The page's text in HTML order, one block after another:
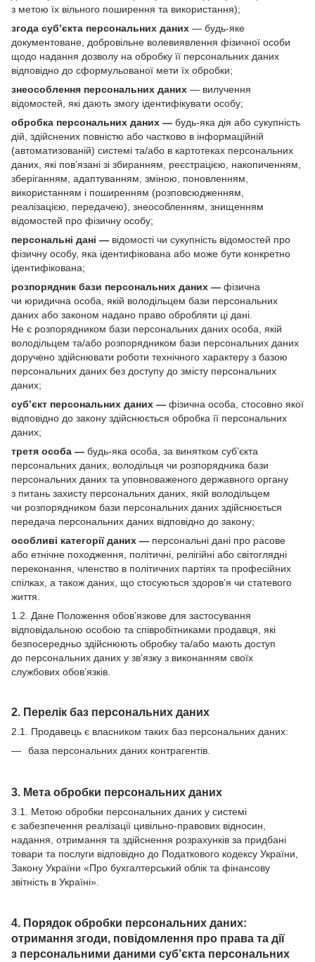
з метою їх вільного поширення та використання);
згода суб’єкта персональних даних — будь-яке
документоване, добровільне волевиявлення фізичної особи
щодо надання дозволу на обробку її персональних даних
відповідно до сформульованої мети їх обробки;
знеособлення персональних даних — вилучення
відомостей, які дають змогу ідентифікувати особу;
обробка персональних даних — будь-яка дія або сукупність
дій, здійснених повністю або частково в інформаційній
(автоматизованій) системі та/або в картотеках персональних
даних, які пов’язані зі збиранням, реєстрацією, накопиченням,
зберіганням, адаптуванням, зміною, поновленням,
використанням і поширенням (розповсюдженням,
реалізацією, передачею), знеособленням, знищенням
відомостей про фізичну особу;
персональні дані — відомості чи сукупність відомостей про
фізичну особу, яка ідентифікована або може бути конкретно
ідентифікована;
розпорядник бази персональних даних — фізична
чи юридична особа, якій володільцем бази персональних
даних або законом надано право обробляти ці дані.
Не є розпорядником бази персональних даних особа, якій
володільцем та/або розпорядником бази персональних даних
доручено здійснювати роботи технічного характеру з базою
персональних даних без доступу до змісту персональних
даних;
суб’єкт персональних даних — фізична особа, стосовно якої
відповідно до закону здійснюється обробка її персональних
даних;
третя особа — будь-яка особа, за винятком суб’єкта
персональних даних, володільця чи розпорядника бази
персональних даних та уповноваженого державного органу
з питань захисту персональних даних, якій володільцем
чи розпорядником бази персональних даних здійснюється
передача персональних даних відповідно до закону;
особливі категорії даних — персональні дані про расове
або етнічне походження, політичні, релігійні або світоглядні
переконання, членство в політичних партіях та професійних
спілках, а також даних, що стосуються здоров’я чи статевого
життя.
1.2. Дане Положення обов’язкове для застосування
відповідальною особою та співробітниками продавця, які
безпосередньо здійснюють обробку та/або мають доступ
до персональних даних у зв’язку з виконанням своїх
службових обов’язків.
2. Перелік баз персональних даних
2.1. Продавець є власником таких баз персональних даних:
база персональних даних контрагентів.
3. Мета обробки персональних даних
3.1. Метою обробки персональних даних у системі
є забезпечення реалізації цивільно-правових відносин,
надання, отримання та здійснення розрахунків за придбані
товари та послуги відповідно до Податкового кодексу України,
Закону України «Про бухгалтерський облік та фінансову
звітність в Україні».
4. Порядок обробки персональних даних:
отримання згоди, повідомлення про права та дії
з персональними даними суб’єкта персональних